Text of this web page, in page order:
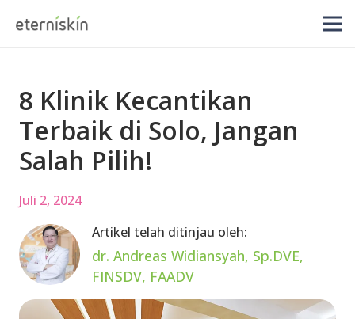
8 Klinik Kecantikan
Terbaik di Solo, Jangan
Salah Pilih!
Juli 2, 2024
Artikel telah ditinjau oleh:
dr. Andreas Widiansyah, Sp.DVE,
FINSDV, FAADV